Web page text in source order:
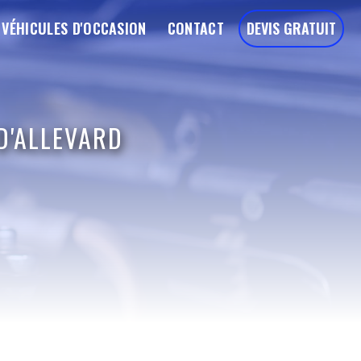
VÉHICULES D'OCCASION CONTACT DEVIS GRATUIT